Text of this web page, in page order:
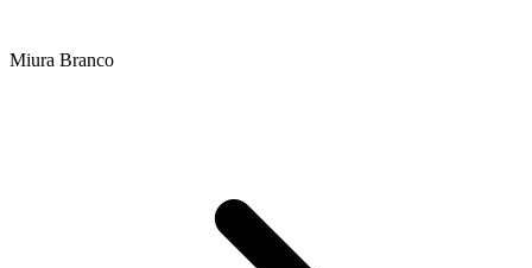
Miura Branco